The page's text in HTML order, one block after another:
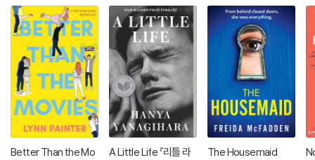
Better Than the Mo
A Little Life 『리틀 라
The Housemaid